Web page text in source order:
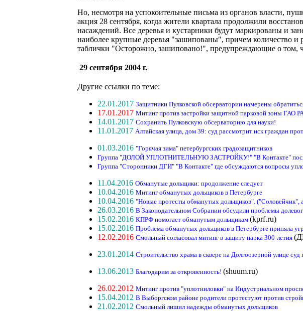
Но, несмотря на успокоительные письма из органов власти,
акция 28 сентября, когда жители квартала продолжили
насаждений. Все деревья и кустарники будут маркированы и
наиболее крупные деревья "зашипованы", причем количество и
таблички "Осторожно, зашиповано!", предупреждающие о том,
29 сентября 2004 г.
Другие ссылки по теме:
22.01.2017 Защитники Пулковской обсерватории намерены
17.01.2017 Митинг против застройки защитной парковой зоны ГАО
14.01.2017 Сохранить Пулковскую обсерваторию для науки!
11.01.2017 Алтайская улица, дом 39: суд рассмотрит иск граждан
01.03.2016 "Горячая зима" петербургских градозащитников
Группа "ДОЛОЙ УПЛОТНИТЕЛЬНУЮ ЗАСТРОЙКУ!" "В Контакте"
Группа "Сторонники ДГИ" "В Контакте" где обсуждаются вопросы
11.04.2016 Обманутые дольщики: продолжение следует
10.04.2016 Митинг обманутых дольщиков в Петербурге
10.04.2016 "Новые протесты обманутых дольщиков". ("Соловейчик",
26.03.2016 В Законодательном Собрании обсудили проблемы
15.02.2016 КПРФ помогает обманутым дольщикам (kprf.ru)
15.02.2016 Проблема обманутых дольщиков в Петербурге приняла
12.02.2016 Смольный согласовал митинг в защиту парка 300-летия
23.01.2014 Строительство храма в сквере на Долгоозерной улице суд
13.06.2013 Благодарим за откровенность! (shuum.ru)
26.02.2012 Митинг против "уплотниловки" на Индустриальном
15.04.2012 В Выборгском районе родители протестуют против
21.02.2012 Смольный лишил надежды обманутых дольщиков